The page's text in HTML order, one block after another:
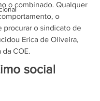
o combinado. Qualquer
o
procurar o sindicato de
Erica de Oliveira,
COE.
social